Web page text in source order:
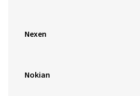
Nexen
Nokian